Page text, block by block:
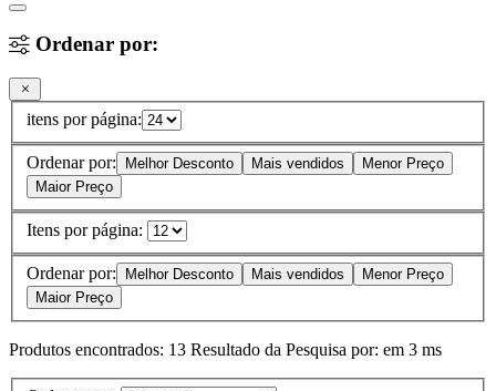
Ordenar por:
itens por página:
Ordenar por: Melhor Desconto Mais vendidos
Menor Preço
Maior Preço
Itens por página:
Ordenar por: Melhor Desconto Mais vendidos
Menor Preço
Maior Preço
Produtos encontrados: 13 Resultado da Pesquisa por: em 3 ms